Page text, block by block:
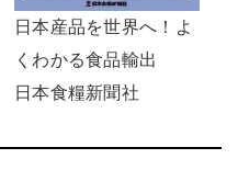
日本産品を世界へ！よ
くわかる食品輸出
日本食糧新聞社